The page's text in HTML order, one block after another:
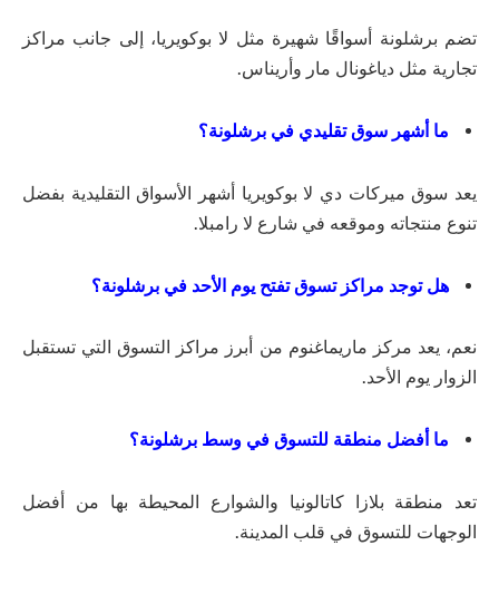
تضم برشلونة أسواقًا شهيرة مثل لا بوكويريا، إلى جانب مراكز
تجارية مثل دياغونال مار وأريناس.
ما أشهر سوق تقليدي في برشلونة؟
يعد سوق ميركات دي لا بوكويريا أشهر الأسواق التقليدية بفضل
تنوع منتجاته وموقعه في شارع لا رامبلا.
هل توجد مراكز تسوق تفتح يوم الأحد في برشلونة؟
نعم، يعد مركز ماريماغنوم من أبرز مراكز التسوق التي تستقبل
الزوار يوم الأحد.
ما أفضل منطقة للتسوق في وسط برشلونة؟
تعد منطقة بلازا كاتالونيا والشوارع المحيطة بها من أفضل
الوجهات للتسوق في قلب المدينة.